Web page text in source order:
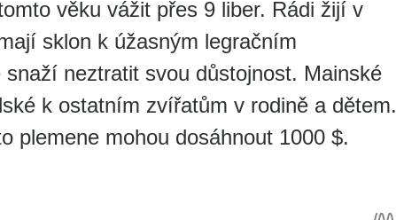
věku vážit přes 9 liber. Rádi žijí v
sklon k úžasným legračním
neztratit svou důstojnost. Mainské
k ostatním zvířatům v rodině a dětem.
plemene mohou dosáhnout 1000 $.